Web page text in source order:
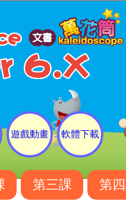
遊戲動畫 軟體下載
第三課 第